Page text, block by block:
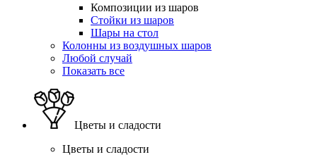
Композиции из шаров
Стойки из шаров
Шары на стол
Колонны из воздушных шаров
Любой случай
Показать все
Цветы и сладости
Цветы и сладости